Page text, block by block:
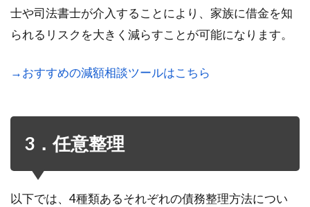
士や司法書士が介入することにより、家族に借金を知
られるリスクを大きく減らすことが可能になります。
→おすすめの減額相談ツールはこちら
3．任意整理
以下では、4種類あるそれぞれの債務整理方法につい